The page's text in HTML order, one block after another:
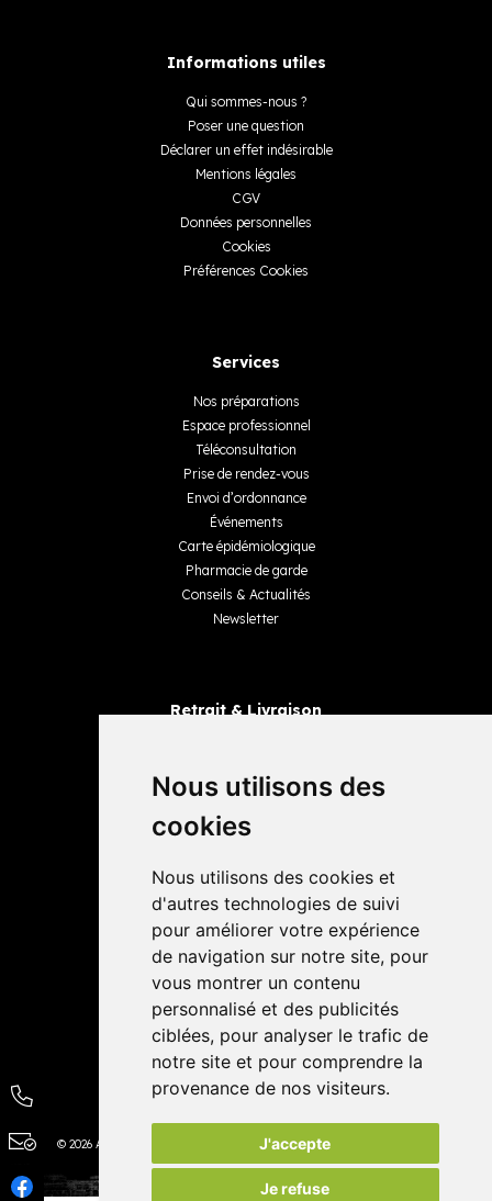
Nous utilisons des
cookies
Nous utilisons des cookies et
d'autres technologies de suivi
pour améliorer votre expérience
de navigation sur notre site, pour
vous montrer un contenu
personnalisé et des publicités
ciblées, pour analyser le trafic de
notre site et pour comprendre la
provenance de nos visiteurs.
J'accepte
Je refuse
Informations utiles
Qui sommes-nous ?
Poser une question
Déclarer un effet indésirable
Mentions légales
CGV
Données personnelles
Cookies
Préférences Cookies
Services
Nos préparations
Espace professionnel
Téléconsultation
Prise de rendez-vous
Envoi d’ordonnance
Événements
Carte épidémiologique
Pharmacie de garde
Conseils & Actualités
Newsletter
Retrait & Livraison
Livraisons
4,4 / 5 65 avis
© 2026 Autour de la Pharmacie Tous droits réservés